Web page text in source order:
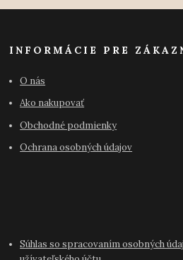
INFORMÁCIE PRE
O nás
Ako nakupovať
Obchodné podmienky
Ochrana osobných údajov
Súhlas so spracovaním osobných